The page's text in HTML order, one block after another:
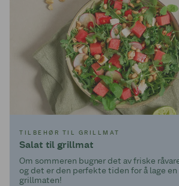
TILBEHØR TIL GRILLMAT
Salat til grillmat
Om sommeren bugner det av friske
og det er den perfekte tiden for å lage
grillmaten!